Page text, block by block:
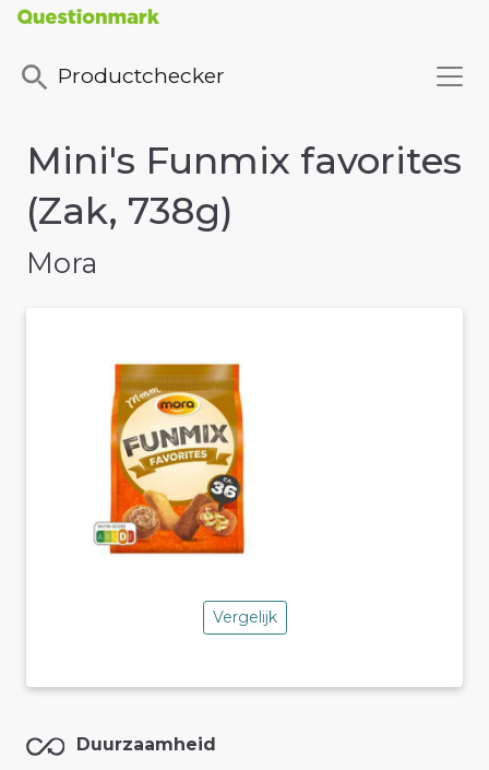
Productchecker
Mini's Funmix favorites
(Zak, 738g)
Mora
Vergelijk
Duurzaamheid